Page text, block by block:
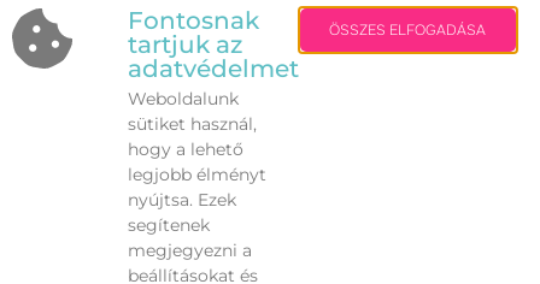
SZÜLÉSFELKÉSZÍTŐ
TANFOLYAM
Fontosnak
tartjuk az
adatvédelmet
Weboldalunk
sütiket használ,
hogy a lehető
legjobb élményt
nyújtsa. Ezek
segítenek
megjegyezni a
beállításokat és
ÖSSZES ELFOGADÁSA